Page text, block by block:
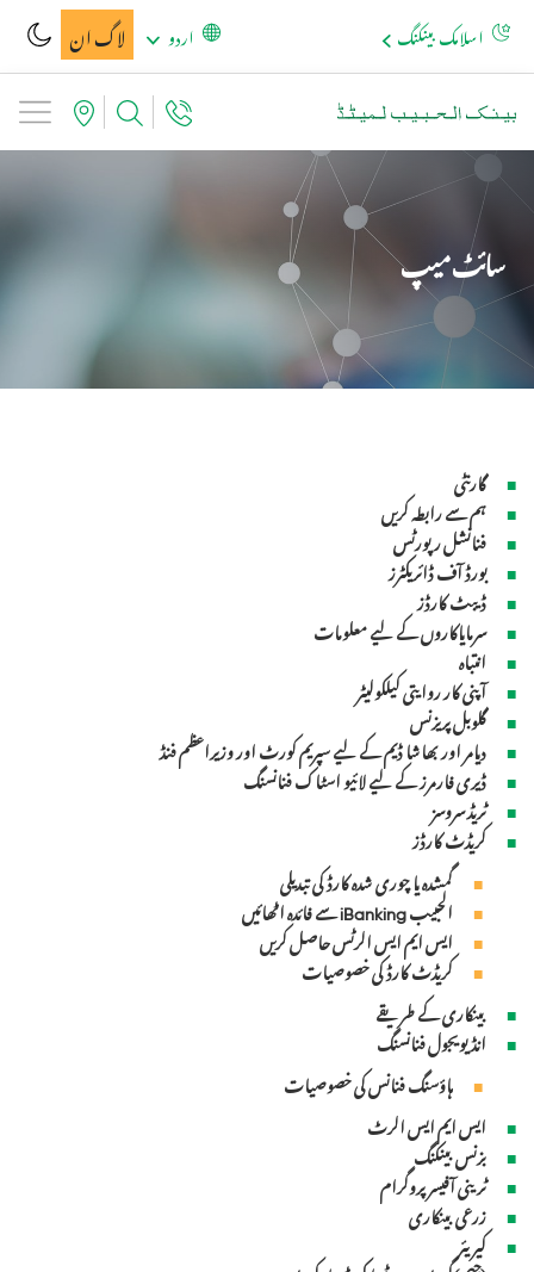
لاگ ان اردو اسلامک بینکنگ
سائٹ میپ
گارنٹی
ہم سے رابطہ کریں
فنانشل رپورٹس
بورڈ آف ڈائریکٹرز
ڈیبٹ کارڈز
سرمایاکاروں کے لیے معلومات
انتباہ
آپنی کار روایتی کیلکولیٹر
گلوبل پریزنس
دیامر اور بھاشا ڈیم کے لیے سپریم کورٹ اور وزیراعظم فنڈ
ڈیری فارمرز کے لیے لائیو اسٹاک فنانسنگ
ٹریڈ سروسز
کریڈٹ کارڈز
گمشدہ یا چوری شدہ کارڈ کی تبدیلی
الحبیب iBanking سے فائدہ اٹھائیں
ایس ایم ایس الرٹس حاصل کریں
کریڈٹ کارڈ کی خصوصیات
بینکاری کے طریقے
انڈیویجول فنانسنگ
ہاؤسنگ فنانس کی خصوصیات
ایس ایم ایس الرٹ
بزنس بینکنگ
ٹرینی آفیسر پروگرام
زرعی بینکاری
کیریئر